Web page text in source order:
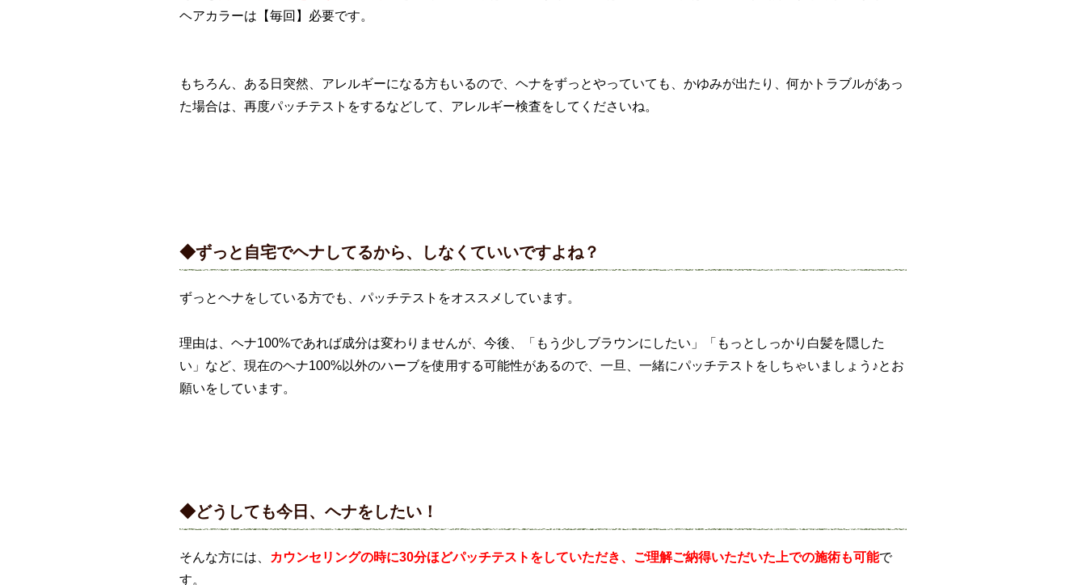
ヘアカラーは【毎回】必要です。
もちろん、ある日突然、アレルギーになる方もいるので、ヘナをずっとやっていても、かゆみが出たり、何かトラブルがあっ
た場合は、再度パッチテストをするなどして、アレルギー検査をしてくださいね。
◆ずっと自宅でヘナしてるから、しなくていいですよね？
ずっとヘナをしている方でも、パッチテストをオススメしています。
理由は、ヘナ100%であれば成分は変わりませんが、今後、「もう少しブラウンにしたい」「もっとしっかり白髪を隠した
い」など、現在のヘナ100%以外のハーブを使用する可能性があるので、一旦、一緒にパッチテストをしちゃいましょう♪とお
願いをしています。
◆どうしても今日、ヘナをしたい！
そんな方には、 カウンセリングの時に30分ほどパッチテストをしていただき、ご理解ご納得いただいた上での施術も可能で
す。